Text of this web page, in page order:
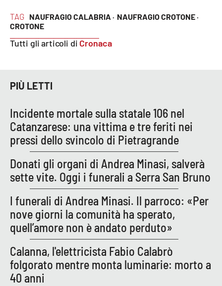
Parchi Marini Calabria
Imprese Di Calabria
Le perfidie di Antonella Grippo
Venti di comunicazione
STREAMING
LaC TV
LaC Network
LaC OnAir
EDIZIONI
LOCALI
TAG NAUFRAGIO CALABRIA · NAUFRAGIO CROTONE ·
CROTONE
Tutti gli articoli di Cronaca
PIÙ LETTI
Incidente mortale sulla statale 106 nel
Catanzarese: una vittima e tre feriti nei
pressi dello svincolo di Pietragrande
Donati gli organi di Andrea Minasi, salverà
sette vite. Oggi i funerali a Serra San Bruno
I funerali di Andrea Minasi. Il parroco: «Per
nove giorni la comunità ha sperato,
quell’amore non è andato perduto»
Calanna, l'elettricista Fabio Calabrò
folgorato mentre monta luminarie: morto a
40 anni